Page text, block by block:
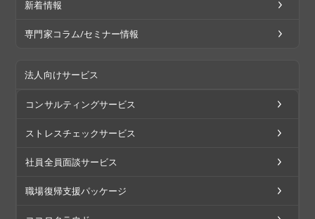
新着情報
専門家コラム/セミナー情報
法人向けサービス
コンサルティングサービス
ストレスチェックサービス
社員全員面談サービス
職場復帰支援パッケージ